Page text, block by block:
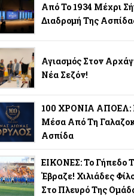
Από Το 1934 Μέχρι
Διαδρομή Της
Αγιασμός Στον
Νέα Σεζόν!
100 ΧΡΟΝΙΑ ΑΠΟΕΛ:
Μέσα Από Τη
Ασπίδα
ΕΙΚΟΝΕΣ: Το Γήπεδο
Έβραζε! Χιλιάδες
Στο Πλευρό Της